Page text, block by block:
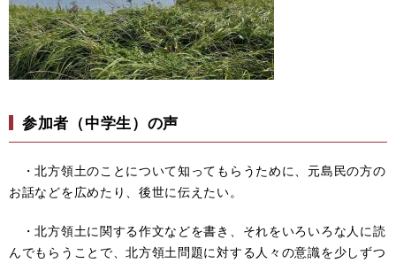
参加者（中学生）の声
・北方領土のことについて知ってもらうために、元島民の方の
お話などを広めたり、後世に伝えたい。
・北方領土に関する作文などを書き、それをいろいろな人に読
んでもらうことで、北方領土問題に対する人々の意識を少しずつ